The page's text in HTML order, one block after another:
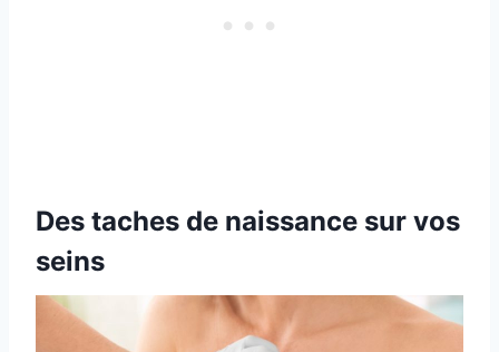
Des taches de naissance sur vos
seins